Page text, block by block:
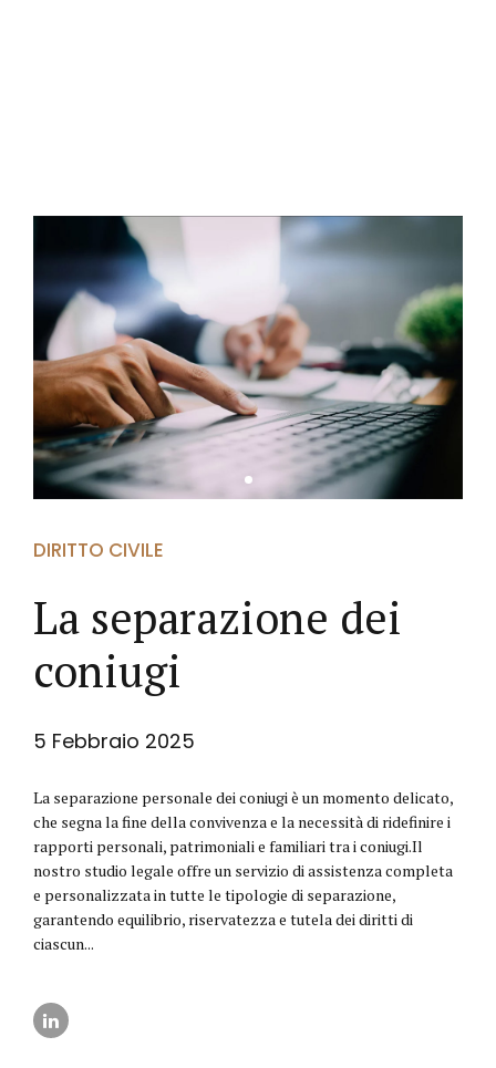
DIRITTO CIVILE
La separazione dei
coniugi
5 Febbraio 2025
La separazione personale dei coniugi è un momento delicato,
che segna la fine della convivenza e la necessità di ridefinire i
rapporti personali, patrimoniali e familiari tra i coniugi.Il
nostro studio legale offre un servizio di assistenza completa
e personalizzata in tutte le tipologie di separazione,
garantendo equilibrio, riservatezza e tutela dei diritti di
ciascun...